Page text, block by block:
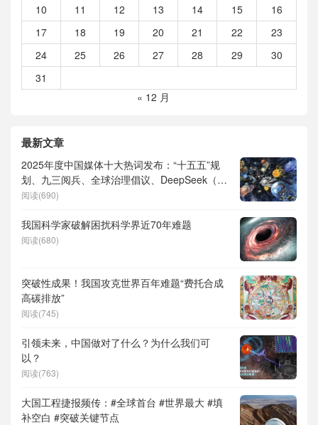
10
11 12 13 14 15
16
17
18 19 20 21 22
23
24
25 26 27 28 29
30
31
« 12 月
最新文章
2025年度中国媒体十大热词发布：“十五五”规
划、九三阅兵、全球治理倡议、DeepSeek（深
度求索）、人形机器人、苏超、票根经济、育
阅读(690)
我国科学家破解困扰科学界近70年难题
阅读(680)
突破性成果！我国攻克世界百年难题“费托合成
高碳排放”
阅读(745)
引领未来，中国做对了什么？为什么我们可
以？
阅读(763)
大国工程捷报频传：#全球首台 #世界最大 #填
补空白 #突破关键节点